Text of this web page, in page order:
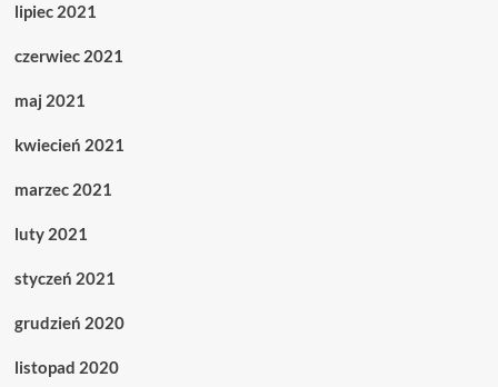
lipiec 2021
czerwiec 2021
maj 2021
kwiecień 2021
marzec 2021
luty 2021
styczeń 2021
grudzień 2020
listopad 2020